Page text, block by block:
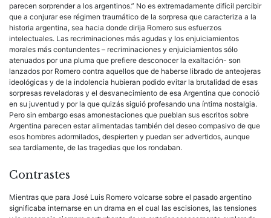
parecen sorprender a los argentinos.” No es extremadamente difícil percibir
que a conjurar ese régimen traumático de la sorpresa que caracteriza a la
historia argentina, sea hacia donde dirija Romero sus esfuerzos
intelectuales. Las recriminaciones más agudas y los enjuiciamientos
morales más contundentes – recriminaciones y enjuiciamientos sólo
atenuados por una pluma que prefiere desconocer la exaltación- son
lanzados por Romero contra aquellos que de haberse librado de anteojeras
ideológicas y de la indolencia hubieran podido evitar la brutalidad de esas
sorpresas reveladoras y el desvanecimiento de esa Argentina que conoció
en su juventud y por la que quizás siguió profesando una íntima nostalgia.
Pero sin embargo esas amonestaciones que pueblan sus escritos sobre
Argentina parecen estar alimentadas también del deseo compasivo de que
esos hombres adormilados, despierten y puedan ser advertidos, aunque
sea tardíamente, de las tragedias que los rondaban.
Contrastes
Mientras que para José Luis Romero volcarse sobre el pasado argentino
significaba internarse en un drama en el cual las escisiones, las tensiones